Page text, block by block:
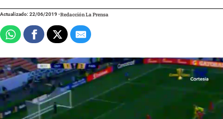
Actualizado: 22/06/2019-Redacción La Prensa